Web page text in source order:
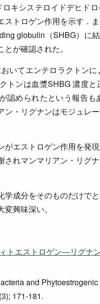
キシステロイドデヒド
ストロゲン作用を示す．
globulin（SHBG）に
が確認された。
いてエンテロラクトン
トンは血漿SHBG 濃度
認められたという報告
ン・リグナンはモジュレ
がエストロゲン作用を発
されマンマリアン・リグ
学成分をそのものだけで
興味深い。
トエストロゲン―リグナ
and
171-181.